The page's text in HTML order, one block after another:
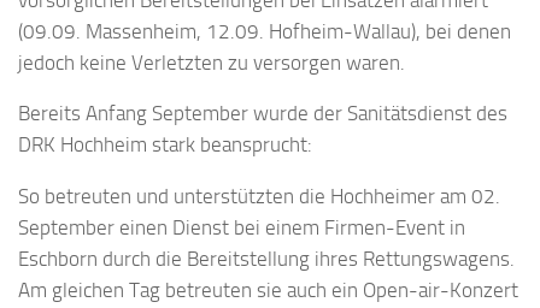
(09.09. Massenheim, 12.09. Hofheim-Wallau), bei denen
jedoch keine Verletzten zu versorgen waren.
Bereits Anfang September wurde der Sanitätsdienst des
DRK Hochheim stark beansprucht:
So betreuten und unterstützten die Hochheimer am 02.
September einen Dienst bei einem Firmen-Event in
Eschborn durch die Bereitstellung ihres Rettungswagens.
Am gleichen Tag betreuten sie auch ein Open-air-Konzert